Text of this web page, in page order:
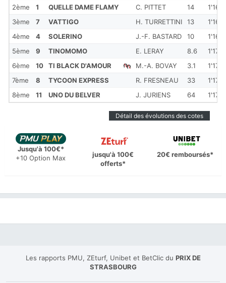
2ème
1 QUELLE DAME FLAMY C. PITTET 14
1'16''4
3ème
7 VATTIGO H. TURRETTINI 13
1'16''5
4ème
4 SOLERINO J.-F. BASTARD 10
1'16''7
5ème
9 TINOMOMO E. LERAY 8.6
1'17''5
6ème
10 TI BLACK D'AMOUR M.-A. BOVAY 3.1
1'17''6
7ème
8 TYCOON EXPRESS R. FRESNEAU 33
1'17''8
8ème
11 UNO DU BELVER J. JURIENS 64 1'17''9
Détail des évolutions des cotes
Jusqu'à 100€*
+10 Option Max
jusqu'à 100€
offerts*
20€ remboursés*
Les rapports PMU, ZEturf, Unibet et BetClic du PRIX DE
STRASBOURG